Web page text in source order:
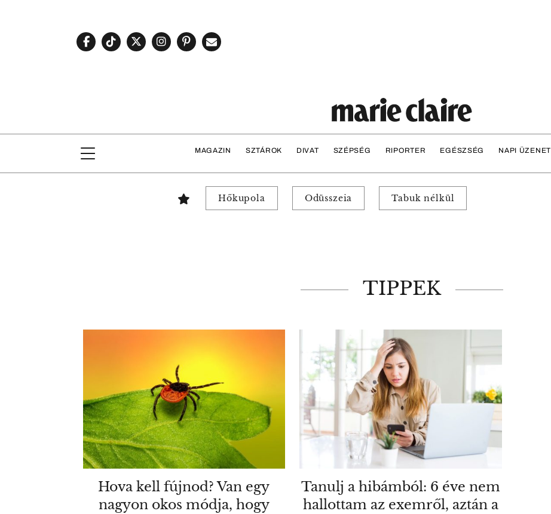
MAGAZIN SZTÁROK DIVAT SZÉPSÉG RIPORTER EGÉSZSÉG NAPI ÜZENET
Hőkupola Odüsszeia Tabuk nélkül
TIPPEK
Hova kell fújnod? Van egy
nagyon okos módja, hogy
Tanulj a hibámból: 6 éve nem
hallottam az exemről, aztán a